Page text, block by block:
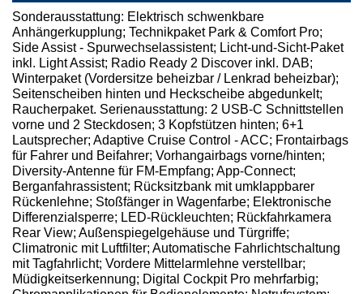
Sonderausstattung: Elektrisch schwenkbare
Anhängerkupplung; Technikpaket Park & Comfort Pro;
Side Assist - Spurwechselassistent; Licht-und-Sicht-Paket
inkl. Light Assist; Radio Ready 2 Discover inkl. DAB;
Winterpaket (Vordersitze beheizbar / Lenkrad beheizbar);
Seitenscheiben hinten und Heckscheibe abgedunkelt;
Raucherpaket. Serienausstattung: 2 USB-C Schnittstellen
vorne und 2 Steckdosen; 3 Kopfstützen hinten; 6+1
Lautsprecher; Adaptive Cruise Control - ACC; Frontairbags
für Fahrer und Beifahrer; Vorhangairbags vorne/hinten;
Diversity-Antenne für FM-Empfang; App-Connect;
Berganfahrassistent; Rücksitzbank mit umklappbarer
Rückenlehne; Stoßfänger in Wagenfarbe; Elektronische
Differenzialsperre; LED-Rückleuchten; Rückfahrkamera
Rear View; Außenspiegelgehäuse und Türgriffe;
Climatronic mit Luftfilter; Automatische Fahrlichtschaltung
mit Tagfahrlicht; Vordere Mittelarmlehne verstellbar;
Müdigkeitserkennung; Digital Cockpit Pro mehrfarbig;